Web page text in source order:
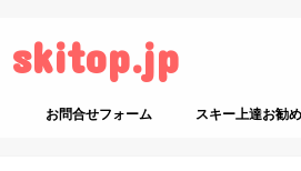
skitop.jp
お問合せフォーム スキー上達お勧